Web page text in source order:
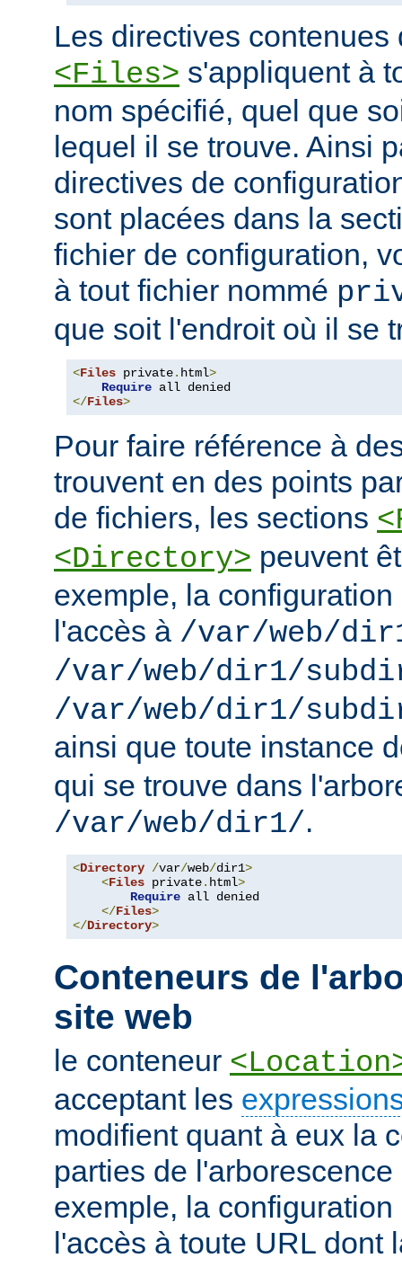
Les directives contenues
<Files> s'appliquent à
nom spécifié, quel que
lequel il se trouve. Ainsi
directives de
sont placées dans la
fichier de configuration,
à tout fichier nommé
que soit l'endroit où il se
<Files private. html>
Require
</Files>
Pour faire référence à
trouvent en des points
de fichiers, les sections
<Directory> peuvent
exemple, la
l'accès à /var/web/
/var/web/dir1/
/var/web/dir1/
ainsi que toute instance
qui se trouve dans
/var/web/dir1/.
<Directory /var/web/dir1>
<Files private. html>
Require all denied
</Files>
</Directory>
Conteneurs de
site web
le conteneur
acceptant les
modifient quant à eux la
parties de
exemple, la
l'accès à toute URL dont